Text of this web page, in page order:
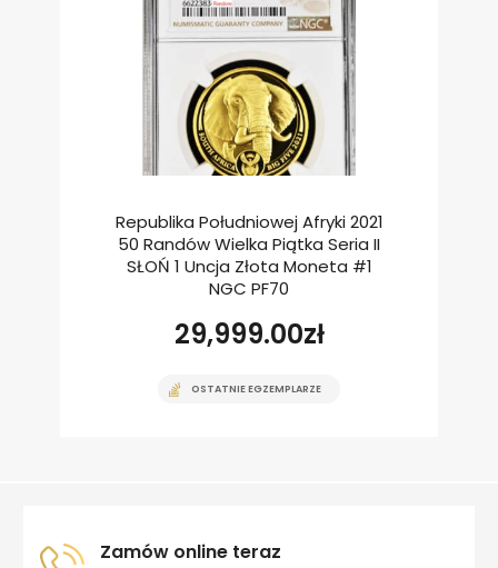
Republika Południowej Afryki 2021
50 Randów Wielka Piątka Seria II
SŁOŃ 1 Uncja Złota Moneta #1
NGC PF70
29,999.00zł
OSTATNIE EGZEMPLARZE
Zamów online teraz